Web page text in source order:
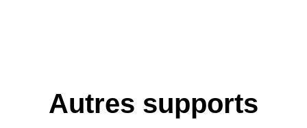
Autres supports